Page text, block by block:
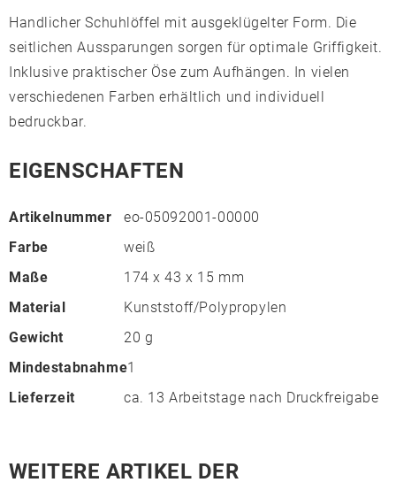
Handlicher Schuhlöffel mit ausgeklügelter Form. Die
seitlichen Aussparungen sorgen für optimale Griffigkeit.
Inklusive praktischer Öse zum Aufhängen. In vielen
verschiedenen Farben erhältlich und individuell
bedruckbar.
EIGENSCHAFTEN
Artikelnummer
eo-05092001-00000
Farbe
weiß
Maße
174 x 43 x 15 mm
Material
Kunststoff/Polypropylen
Gewicht
20 g
Mindestabnahme1
Lieferzeit
ca. 13 Arbeitstage nach Druckfreigabe
WEITERE ARTIKEL DER